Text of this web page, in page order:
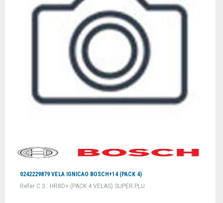
0242229879 VELA IGNICAO BOSCH+14 (PACK 4)
Refer C 3 : HR8D+ (PACK 4 VELAS) SUPER PLU